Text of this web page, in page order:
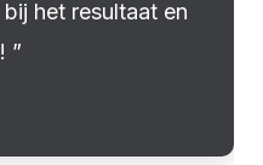
het resultaat en